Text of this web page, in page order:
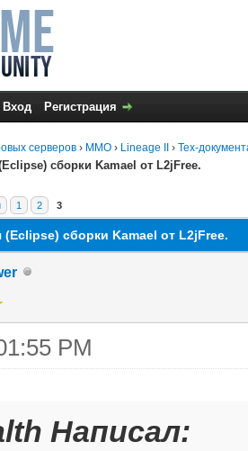
Вход Регистрация
серверов › MMO › Lineage II › Тех-
сборки Kamael от L2jFree.
1 2 3
сборки Kamael от L2jFree.
PM
Написал: